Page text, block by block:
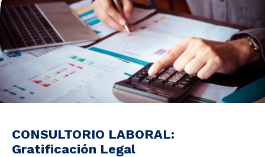
Unidades de Servicios
CONSULTORIO LABORAL:
Gratificación Legal